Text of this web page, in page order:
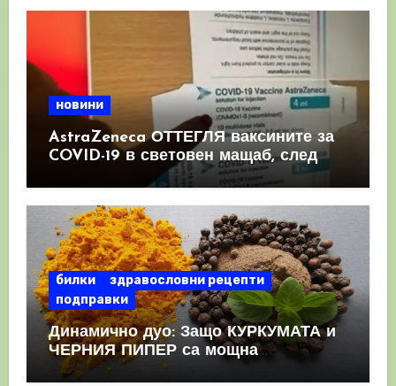
новини
AstraZeneca ОТТЕГЛЯ ваксините за
COVID-19 в световен мащаб, след
като призна, че те причиняват
билки
здравословни рецепти
подправки
Динамично дуо: Защо КУРКУМАТА и
ЧЕРНИЯ ПИПЕР са мощна
комбинация